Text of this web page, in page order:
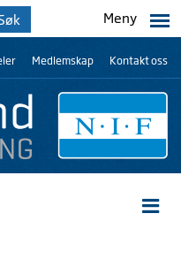
Meny
Medlemskap Kontakt oss